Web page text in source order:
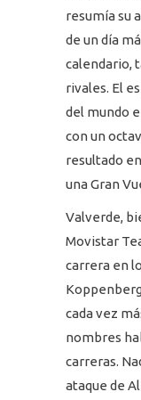
resumía su
de un día
calendario,
rivales. El
del mundo
con un
resultado
una Gran
Valverde,
Movistar
carrera en
cada vez
nombres
carreras.
ataque de